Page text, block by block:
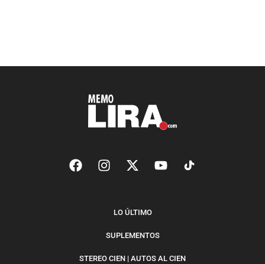
LO ÚLTIMO
SUPLEMENTOS
STEREO CIEN | AUTOS AL CIEN